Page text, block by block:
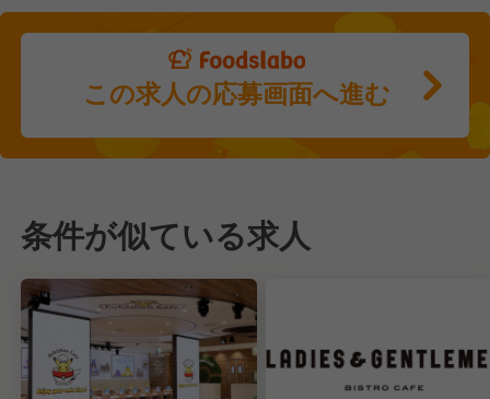
この求人の応募画面へ進む
条件が似ている求人